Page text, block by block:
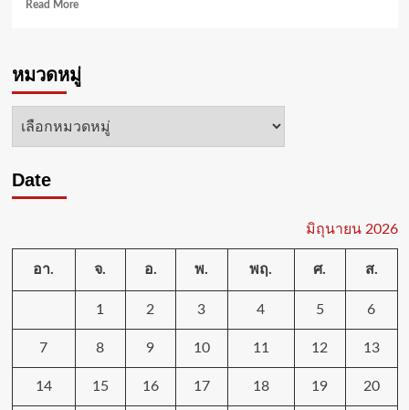
Read More
ตรวจ
การ
อัยการ
ตรวจ
สำนักงาน
อัยการ
ส่วน
กลาง
หมวดหมู่
หมวด
Date
มิถุนายน 2026
อา. จ. อ. พ. พฤ. ศ. ส.
1 2 3 4 5 6
7 8 9 10 11 12 13
14 15 16 17 18 19 20